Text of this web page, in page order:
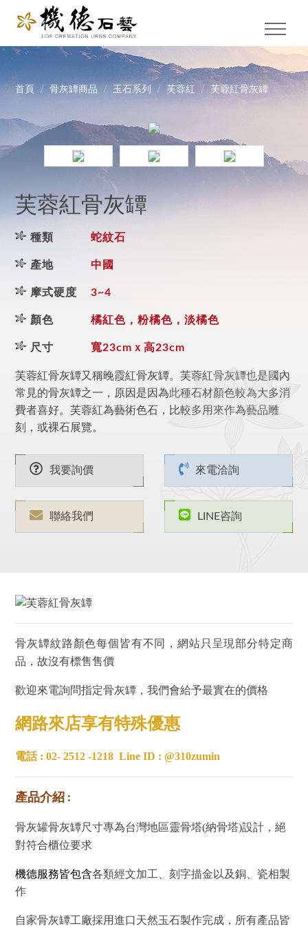
首頁 骨灰罈商品 玉石系列 芙蓉紅 芙蓉紅骨灰罈
芙蓉紅骨灰罈
種類 蛇紋石
產地 中國
摩式硬度 3~4
顏色 橘紅色，粉橘色，淡橘色
尺寸 寬23cmｘ高23cm
芙蓉紅骨灰罈又稱晚霞紅骨灰罈。芙蓉紅骨灰罈也是國內
常見的骨灰罈之一，原因是因為此種石材顏色較為大多消
費者喜好。芙蓉紅為藝術色石，比較多用來作為藝品雕
刻，或裸石展覽。
我要詢價 來電洽詢
聯絡我們 LINE咨詢
骨灰罈紋路顏色每個皆有不同，網站只呈現部分特定商
品，故沒有標售售價
歡迎來電詢問指定骨灰罈，我們會給予最實在的價格
網路來店享有特殊優惠
電話 : 02- 2512 -1218 Line ID : @310zumin
產品介紹 :
骨灰罐骨灰罈尺寸專為台灣地區靈骨塔(納骨塔)設計，絕
對符合櫃位要求
機德服務皆包含各類經文加工、刻字描金以及銅、瓷相製
作
自家骨灰罈工廠採用進口天然玉石製作完成，所有產品皆